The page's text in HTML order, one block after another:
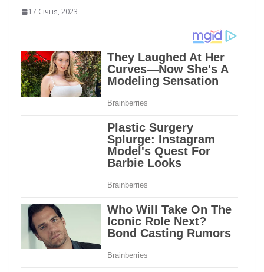
17 Січня, 2023